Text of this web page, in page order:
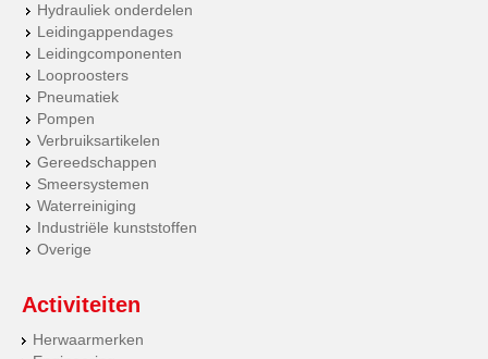
Hydrauliek onderdelen
Leidingappendages
Leidingcomponenten
Looproosters
Pneumatiek
Pompen
Verbruiksartikelen
Gereedschappen
Smeersystemen
Waterreiniging
Industriële kunststoffen
Overige
Activiteiten
Herwaarmerken